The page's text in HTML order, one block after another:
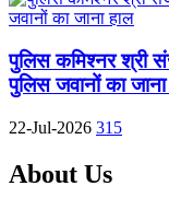
पुलिस कमिश्नर श्री
पुलिस जवानों का
22-Jul-2026 315
About Us